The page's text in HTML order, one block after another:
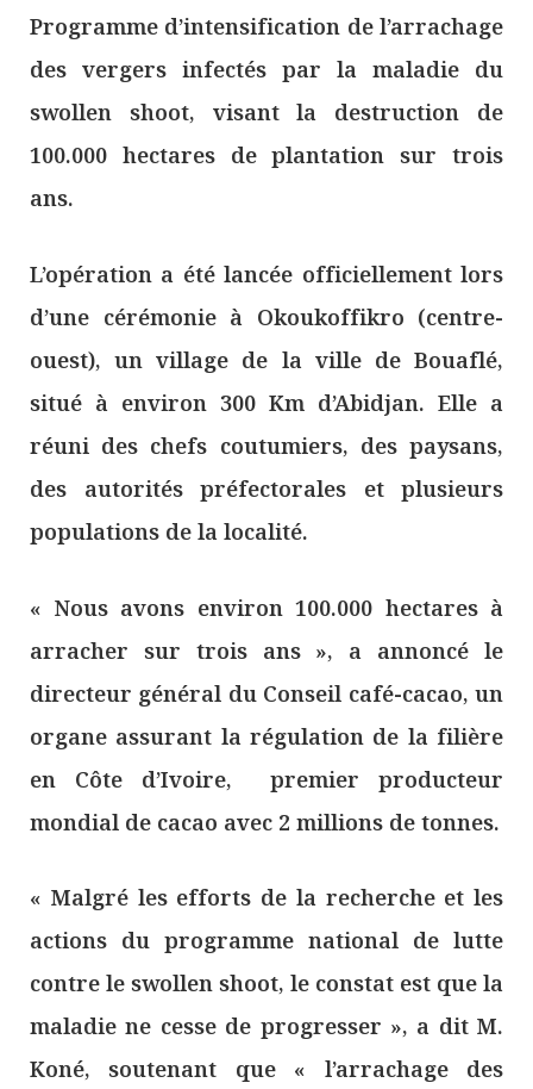
Programme d’intensification de l’arrachage
des vergers infectés par la maladie du
swollen shoot, visant la destruction de
100.000 hectares de plantation sur trois
ans.
L’opération a été lancée officiellement lors
d’une cérémonie à Okoukoffikro (centre-
ouest), un village de la ville de Bouaflé,
situé à environ 300 Km d’Abidjan. Elle a
réuni des chefs coutumiers, des paysans,
des autorités préfectorales et plusieurs
populations de la localité.
« Nous avons environ 100.000 hectares à
arracher sur trois ans », a annoncé le
directeur général du Conseil café-cacao, un
organe assurant la régulation de la filière
en Côte d’Ivoire, premier producteur
mondial de cacao avec 2 millions de tonnes.
« Malgré les efforts de la recherche et les
actions du programme national de lutte
contre le swollen shoot, le constat est que la
maladie ne cesse de progresser », a dit M.
Koné, soutenant que « l’arrachage des